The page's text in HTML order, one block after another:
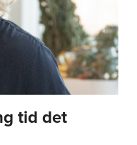
tid det